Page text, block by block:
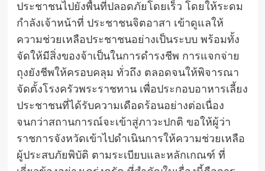
ประชาชนไปยังพื้นที่ปลอดภัยโดยเร็ว โดยให้ระดม
กำลังเจ้าหน้าที่ ประชาชนจิตอาสา เข้าดูแลให้
ความช่วยเหลือประชาชนอย่างเป็นระบบ พร้อมทั้ง
จัดให้มีสิ่งของจ้าเป็นในการดำรงชีพ การแจกจ่าย
ถุงยังชีพให้ครอบคลุม ทั่วถึง ตลอดจนให้พิจารณา
จัดตั้งโรงครัวพระราชทาน เพื่อประกอบอาหารเลี้ยง
ประชาชนที่ได้รับความเดือดร้อนอย่างต่อเนื่อง
จนกว่าสถานการณ์จะเข้าสู่ภาวะปกติ ขอให้ผู้ว่า
ราชการจังหวัดเข้าไปดำเนินการให้ความช่วยเหลือ
ผู้ประสบภัยพิบัติ ตามระเบียบและหลักเกณฑ์ ที่